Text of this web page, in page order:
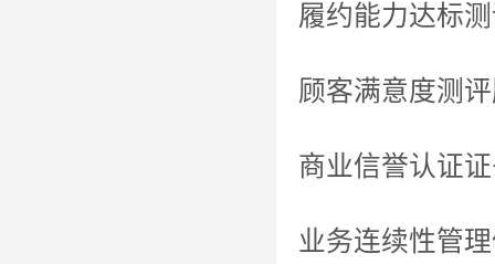
履约能力达标
顾客满意度测
商业信誉认证
业务连续性管